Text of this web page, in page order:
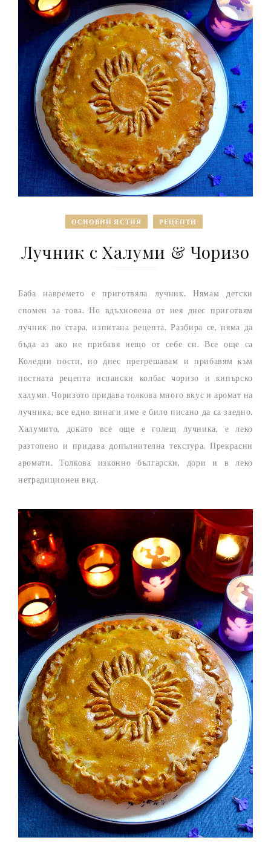
ОСНОВНИ ЯСТИЯ РЕЦЕПТИ
Лучник с Халуми & Чоризо
Баба навремето е приготвяла лучник. Нямам детски
спомен за това. Но вдъхновена от нея днес приготвям
лучник по стара, изпитана рецепта. Разбира се, няма да
бъда аз ако не прибавя нещо от себе си. Все още са
Коледни пости, но днес прегрешавам и прибавям към
постната рецепта испански колбас чоризо и кипърско
халуми. Чоризото придава толкова много вкус и аромат на
лучника, все едно винаги име е било писано да са заедно.
Халумито, докато все още е голещ лучника, е леко
разтопено и придава допълнителна текстура. Прекрасни
аромати. Толкова изконно български, дори и в леко
нетрадиционен вид.